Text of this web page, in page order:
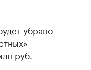
убрано
руб.